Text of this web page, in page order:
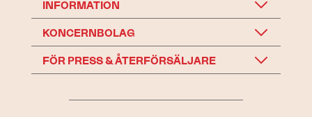
INFORMATION
KONCERNBOLAG
FÖR PRESS & ÅTERFÖRSÄLJARE